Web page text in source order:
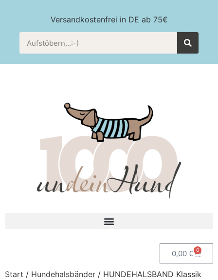
Versandkostenfrei in DE ab 75€
0,00 € 0
Start / Hundehalsbänder / HUNDEHALSBAND Klassik